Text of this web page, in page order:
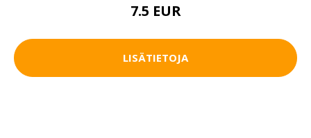
7.5 EUR
LISÄTIETOJA